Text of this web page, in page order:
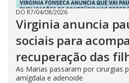
DO R7/04/08/2026
Virginia anuncia
sociais para
recuperação das
As Marias passaram por cirurgias
amígdala e adenoide